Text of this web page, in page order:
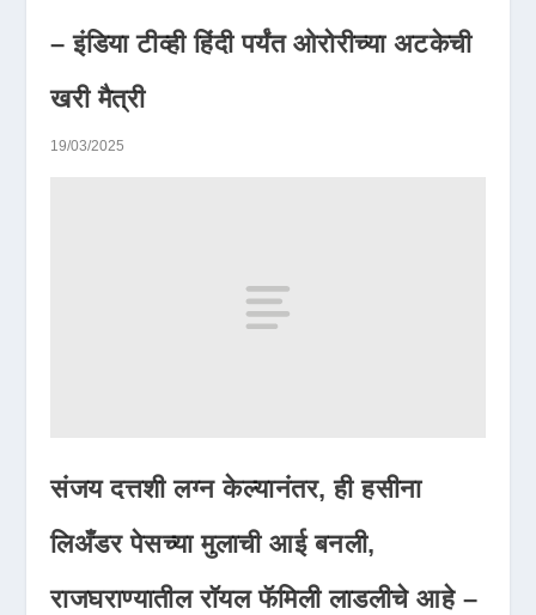
– इंडिया टीव्ही हिंदी पर्यंत ओरोरीच्या अटकेची
खरी मैत्री
19/03/2025
संजय दत्तशी लग्न केल्यानंतर, ही हसीना
लिअँडर पेसच्या मुलाची आई बनली,
राजघराण्यातील रॉयल फॅमिली लाडलीचे आहे –